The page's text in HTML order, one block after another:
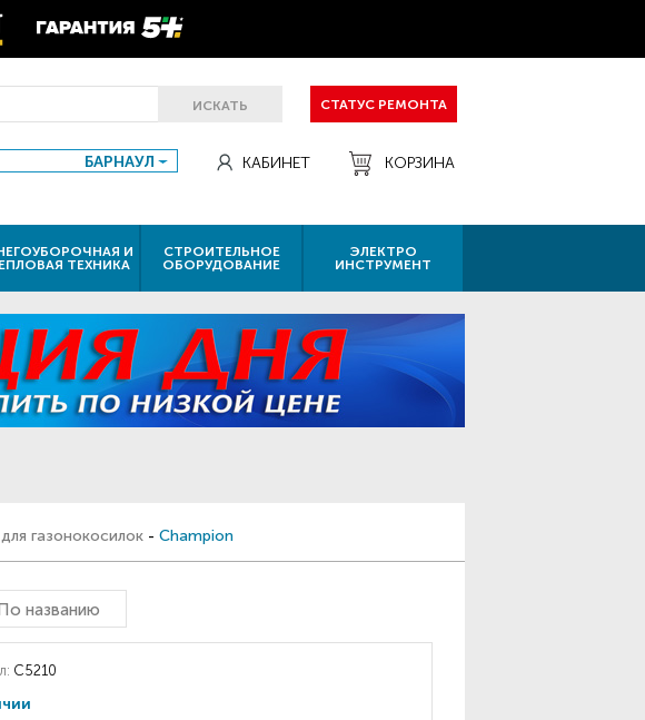
ИСКАТЬ СТАТУС РЕМОНТА
БАРНАУЛ КАБИНЕТ КОРЗИНА
И
ТЕХНИКА
СТРОИТЕЛЬНОЕ
ОБОРУДОВАНИЕ
ЭЛЕКТРО
ИНСТРУМЕНТ
газонокосилок - Champion
названию
C5210